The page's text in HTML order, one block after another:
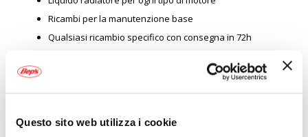
Questo sito web utilizza i cookie
Ricambi per la manutenzione base
Qualsiasi ricambio specifico con consegna in 72h
Barre portatutto
Box portatutto